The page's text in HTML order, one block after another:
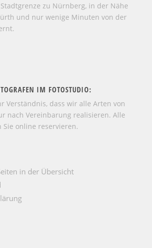
zu Nürnberg, in der Nähe
und nur wenige Minuten von der
IM FOTOSTUDIO:
Verständnis, dass wir alle Arten von
nach Vereinbarung realisieren. Alle
Sie online reservieren.
in der Übersicht